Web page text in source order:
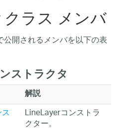
ラス メンバ
公開されるメンバを以下の表
ストラクタ
解説
LineLayerコンストラ
クター。